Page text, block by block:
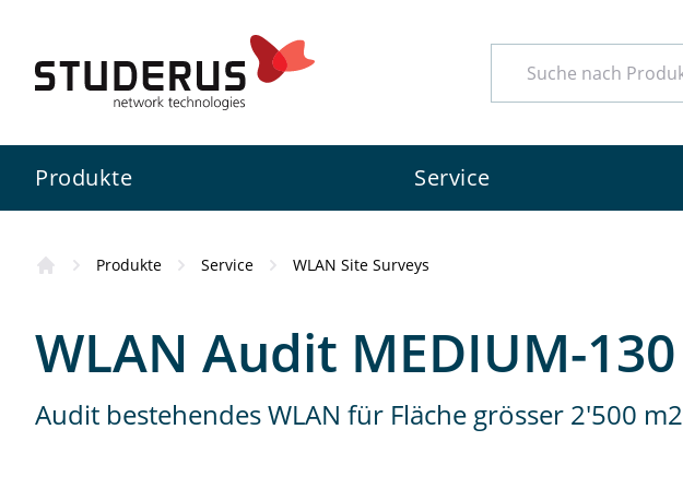
Produkte
Firewall
Switch
Service
Swiss Service Pack
Konfigurationsservice
Studerus AG
Zyxel
Kursübersicht
Wissenswertes
Produkte Service WLAN Site Surveys
WLAN Audit MEDIUM-130
Audit bestehendes WLAN für Fläche grösser 2'500 m2